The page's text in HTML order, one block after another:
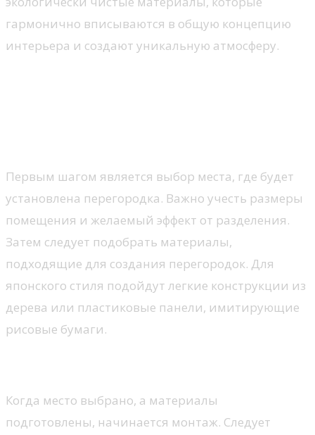
гармонично вписываются в общую концепцию
интерьера и создают уникальную атмосферу.
Первым шагом является выбор места, где будет
установлена перегородка. Важно учесть размеры
помещения и желаемый эффект от разделения.
Затем следует подобрать материалы,
подходящие для создания перегородок. Для
японского стиля подойдут легкие конструкции из
дерева или пластиковые панели, имитирующие
рисовые бумаги.
Когда место выбрано, а материалы
подготовлены, начинается монтаж. Следует